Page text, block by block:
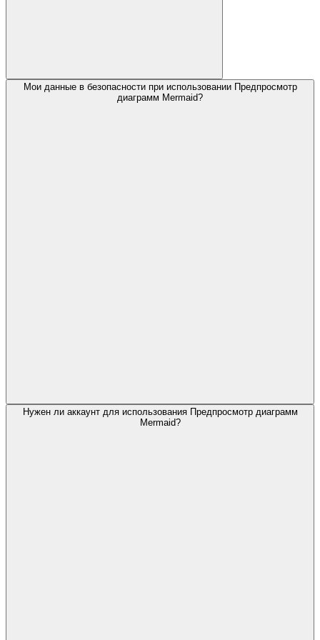
Мои данные в безопасности при использовании Предпросмотр
диаграмм Mermaid?
Нужен ли аккаунт для использования Предпросмотр диаграмм
Mermaid?